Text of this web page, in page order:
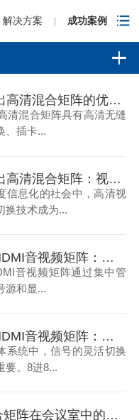
解决方案 | 成功案例
32进32出高清混合矩阵的优点-碧云祥
清混合矩阵具有高清无缝
、插卡...
32进32出高清混合矩阵：视频传输与切换的新标杆
信息化的社会中，高清视
换技术成为...
8进8出HDMI音视频矩阵：教育领域的多媒体控制革新
音视频矩阵通过集中管
源和显...
8进8出HDMI音视频矩阵：打造多媒体会议室
系统中，信号的灵活切换
要。8进8...
高清混合矩阵在会议室中的应用：提升效率与视觉体验的关键